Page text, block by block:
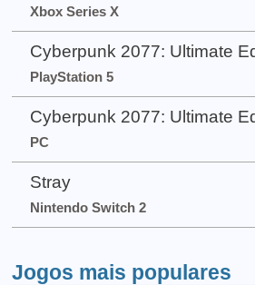
Xbox Series X
Cyberpunk 2077: Ultimate
PlayStation 5
Cyberpunk 2077: Ultimate
PC
Stray
Nintendo Switch 2
Jogos mais populares